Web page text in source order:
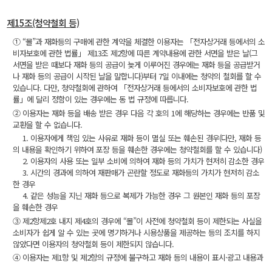
제15조(청약철회 등)
① “몰”과 재화등의 구매에 관한 계약을 체결한 이용자는 「전자상거래 등에서의 소
비자보호에 관한 법률」 제13조 제2항에 따른 계약내용에 관한 서면을 받은 날(그
서면을 받은 때보다 재화 등의 공급이 늦게 이루어진 경우에는 재화 등을 공급받거
나 재화 등의 공급이 시작된 날을 말합니다)부터 7일 이내에는 청약의 철회를 할 수
있습니다. 다만, 청약철회에 관하여 「전자상거래 등에서의 소비자보호에 관한 법
률」에 달리 정함이 있는 경우에는 동 법 규정에 따릅니다.
② 이용자는 재화 등을 배송 받은 경우 다음 각 호의 1에 해당하는 경우에는 반품 및
교환을 할 수 없습니다.
1. 이용자에게 책임 있는 사유로 재화 등이 멸실 또는 훼손된 경우(다만, 재화 등
의 내용을 확인하기 위하여 포장 등을 훼손한 경우에는 청약철회를 할 수 있습니다)
2. 이용자의 사용 또는 일부 소비에 의하여 재화 등의 가치가 현저히 감소한 경우
3. 시간의 경과에 의하여 재판매가 곤란할 정도로 재화등의 가치가 현저히 감소
한 경우
4. 같은 성능을 지닌 재화 등으로 복제가 가능한 경우 그 원본인 재화 등의 포장
을 훼손한 경우
③ 제2항제2호 내지 제4호의 경우에 “몰”이 사전에 청약철회 등이 제한되는 사실을
소비자가 쉽게 알 수 있는 곳에 명기하거나 시용상품을 제공하는 등의 조치를 하지
않았다면 이용자의 청약철회 등이 제한되지 않습니다.
④ 이용자는 제1항 및 제2항의 규정에 불구하고 재화 등의 내용이 표시·광고 내용과